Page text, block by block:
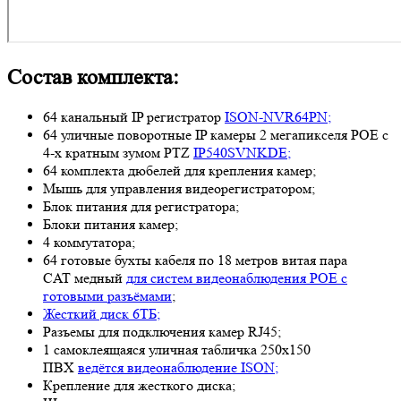
Состав комплекта:
64 канальный IP регистратор ISON-NVR64PN;
64 уличные поворотные IP камеры 2 мегапикселя POE с
4-х кратным зумом PTZ IP540SVNKDE;
64 комплекта дюбелей для крепления камер;
Мышь для управления видеорегистратором;
Блок питания для регистратора;
Блоки питания камер;
4 коммутатора;
64 готовые бухты кабеля по 18 метров витая пара
CAT медный для систем видеонаблюдения POE с
готовыми разъёмами;
Жесткий диск 6ТБ;
Разъемы для подключения камер RJ45;
1 самоклеящаяся уличная табличка 250х150
ПВХ ведётся видеонаблюдение ISON;
Крепление для жесткого диска;